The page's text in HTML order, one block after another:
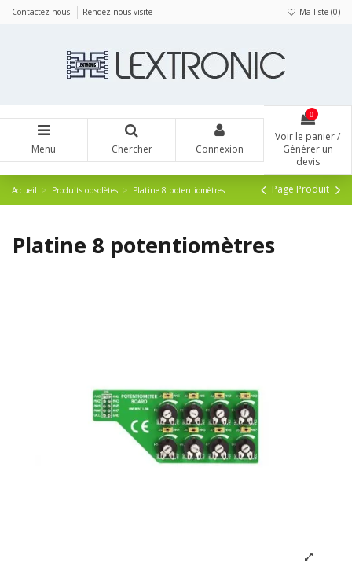
Contactez-nous Rendez-nous visite Ma liste (0)
Menu Chercher Connexion
0
Voir le panier /
Générer un
devis
Accueil Produits obsolètes Platine 8 potentiomètres Page Produit
Platine 8 potentiomètres
Panneau de gestion des cookies